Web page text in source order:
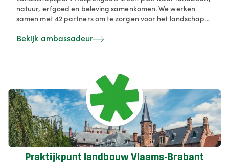
natuur, erfgoed en beleving samenkomen. We werken
samen met 42 partners om te zorgen voor het landschap
heuvels, bloeiende boomgaarden en karaktervolle dorpen
Bekijk ambassadeur
Praktijkpunt landbouw Vlaams-Brabant